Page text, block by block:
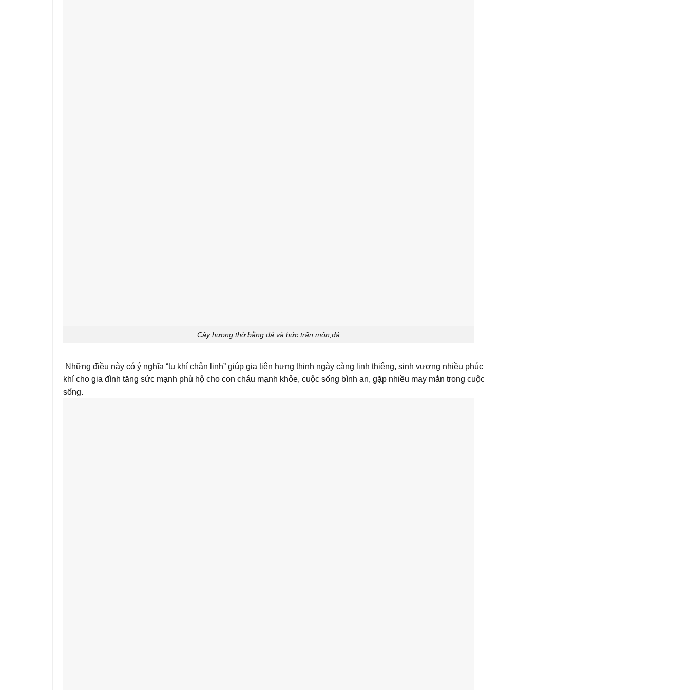
Cây hương thờ bằng đá và bức trấn môn,đá
Những điều này có ý nghĩa “tụ khí chân linh” giúp gia tiên hưng thịnh ngày càng linh thiêng, sinh vượng nhiều phúc
khí cho gia đình tăng sức mạnh phù hộ cho con cháu mạnh khỏe, cuộc sống bình an, gặp nhiều may mắn trong cuộc
sống.